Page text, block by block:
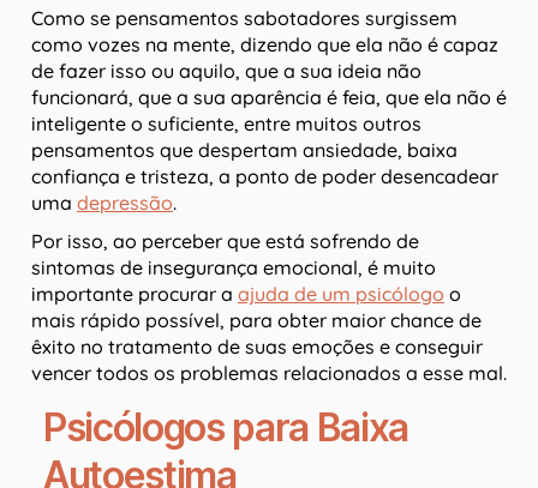
Como se pensamentos sabotadores surgissem
como vozes na mente, dizendo que ela não é capaz
de fazer isso ou aquilo, que a sua ideia não
funcionará, que a sua aparência é feia, que ela não é
inteligente o suficiente, entre muitos outros
pensamentos que despertam ansiedade, baixa
confiança e tristeza, a ponto de poder desencadear
uma depressão.
Por isso, ao perceber que está sofrendo de
sintomas de insegurança emocional, é muito
importante procurar a ajuda de um psicólogo o
mais rápido possível, para obter maior chance de
êxito no tratamento de suas emoções e conseguir
vencer todos os problemas relacionados a esse mal.
Psicólogos para Baixa
Autoestima